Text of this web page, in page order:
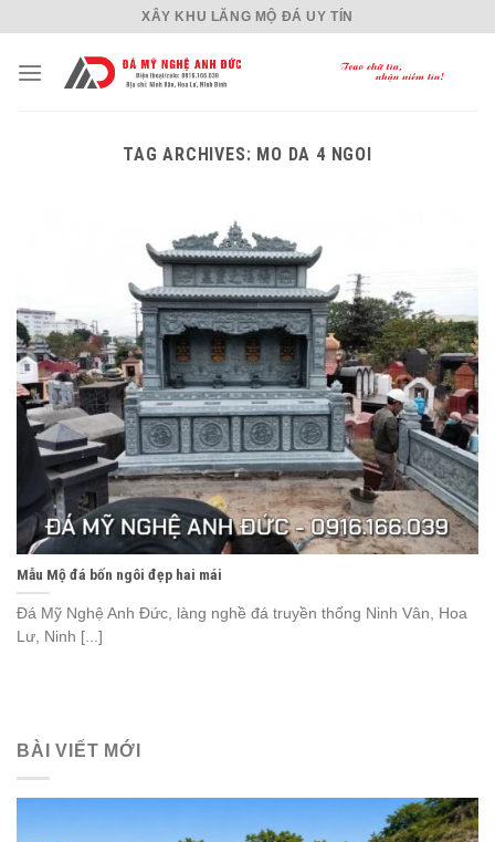
content
XÂY KHU LĂNG MỘ ĐÁ UY TÍN
TAG ARCHIVES: MO DA 4 NGOI
Mẫu Mộ đá bốn ngôi đẹp hai mái
Đá Mỹ Nghệ Anh Đức, làng nghề đá truyền thống Ninh Vân, Hoa
Lư, Ninh [...]
BÀI VIẾT MỚI